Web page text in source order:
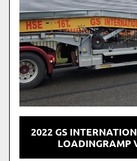
2022 GS
LOADINGRAMP